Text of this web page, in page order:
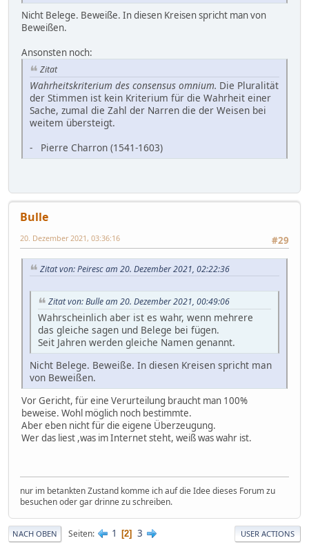
Nicht Belege. Beweiße. In diesen Kreisen spricht man von
Beweißen.
Ansonsten noch:
Zitat
Wahrheitskriterium des consensus omnium. Die Pluralität
der Stimmen ist kein Kriterium für die Wahrheit einer
Sache, zumal die Zahl der Narren die der Weisen bei
weitem übersteigt.
- Pierre Charron (1541-1603)
Bulle
#29
20. Dezember 2021, 03:36:16
Zitat von: Peiresc am 20. Dezember 2021, 02:22:36
Zitat von: Bulle am 20. Dezember 2021, 00:49:06
Wahrscheinlich aber ist es wahr, wenn mehrere
das gleiche sagen und Belege bei fügen.
Seit Jahren werden gleiche Namen genannt.
Nicht Belege. Beweiße. In diesen Kreisen spricht man
von Beweißen.
Vor Gericht, für eine Verurteilung braucht man 100%
beweise. Wohl möglich noch bestimmte.
Aber eben nicht für die eigene Überzeugung.
Wer das liest ,was im Internet steht, weiß was wahr ist.
nur im betankten Zustand komme ich auf die Idee dieses Forum zu
besuchen oder gar drinne zu schreiben.
NACH OBEN Seiten 1 2 3 USER ACTIONS